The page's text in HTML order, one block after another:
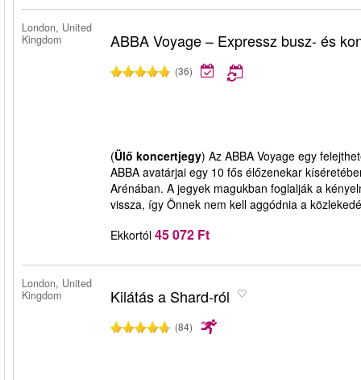
London, United
Kingdom
ABBA Voyage – Expressz busz- és
(36)
(Ülő koncertjegy) Az ABBA Voyage egy
ABBA avatárjai egy 10 fős élőzenekar
Arénában. A jegyek magukban foglalják a
vissza, így Önnek nem kell aggódnia a
Ekkortól 45 072 Ft
London, United
Kingdom
Kilátás a Shard-ról
(84)